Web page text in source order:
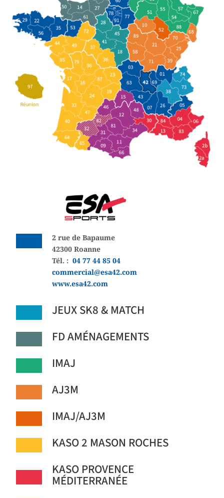
2 rue de Bapaume
42300 Roanne
Tél. :04 77 44 85 04
commercial@esa42.com
www.esa42.com
JEUX SK8 & MATCH
FD AMÉNAGEMENTS
IMAJ
AJ3M
IMAJ/AJ3M
KASO 2 MASON ROCHES
KASO PROVENCE
MÉDITERRANÉE